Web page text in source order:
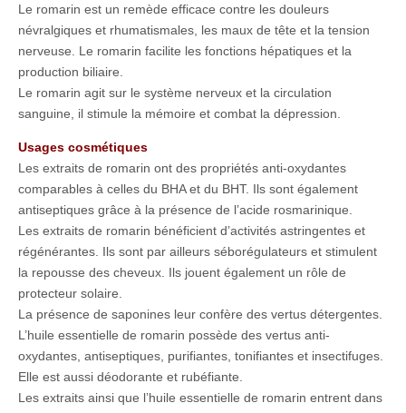
Le romarin est un remède efficace contre les douleurs
névralgiques et rhumatismales, les maux de tête et la tension
nerveuse. Le romarin facilite les fonctions hépatiques et la
production biliaire.
Le romarin agit sur le système nerveux et la circulation
sanguine, il stimule la mémoire et combat la dépression.
Usages cosmétiques
Les extraits de romarin ont des propriétés anti-oxydantes
comparables à celles du BHA et du BHT. Ils sont également
antiseptiques grâce à la présence de l’acide rosmarinique.
Les extraits de romarin bénéficient d’activités astringentes et
régénérantes. Ils sont par ailleurs séborégulateurs et stimulent
la repousse des cheveux. Ils jouent également un rôle de
protecteur solaire.
La présence de saponines leur confère des vertus détergentes.
L’huile essentielle de romarin possède des vertus anti-
oxydantes, antiseptiques, purifiantes, tonifiantes et insectifuges.
Elle est aussi déodorante et rubéfiante.
Les extraits ainsi que l’huile essentielle de romarin entrent dans